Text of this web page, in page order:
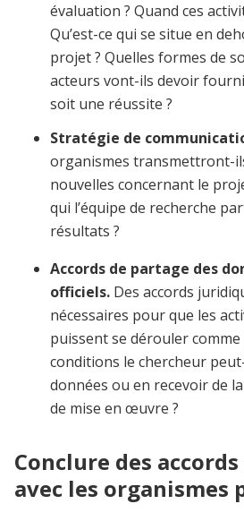
évaluation ? Quand ces
Qu’est-ce qui se situe en
projet ? Quelles formes de
acteurs vont-ils devoir
soit une réussite ?
Stratégie de
organismes transmettront-
nouvelles concernant le
qui l’équipe de recherche
résultats ?
Accords de partage des
officiels. Des accords
nécessaires pour que les
puissent se dérouler comme
conditions le chercheur
données ou en recevoir de
de mise en œuvre ?
Conclure des
avec les organismes